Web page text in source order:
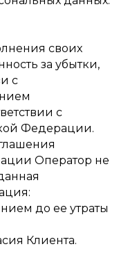
своих
за убытки,
с
с
Федерации.
Оператор не
до ее утраты
Клиента.